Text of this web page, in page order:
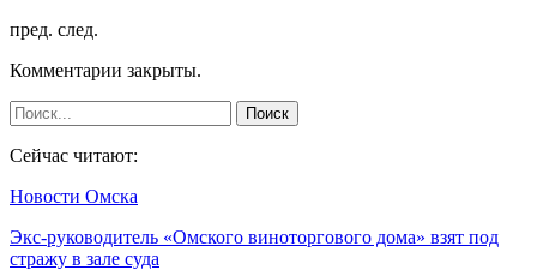
пред. след.
Комментарии закрыты.
Сейчас читают:
Новости Омска
Экс-руководитель «Омского виноторгового дома» взят под
стражу в зале суда